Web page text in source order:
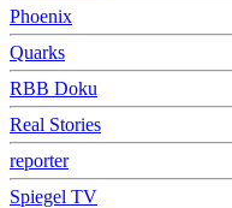
Phoenix
Quarks
RBB Doku
Real Stories
reporter
Spiegel TV